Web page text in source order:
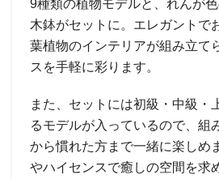
9種類の植物モデルと、れんが
木鉢がセットに。エレガントで
葉植物のインテリアが組み立て
スを手軽に彩ります。
また、セットには初級・中級・
るモデルが入っているので、組
から慣れた方まで一緒に楽しめ
やハイセンスで癒しの空間を求